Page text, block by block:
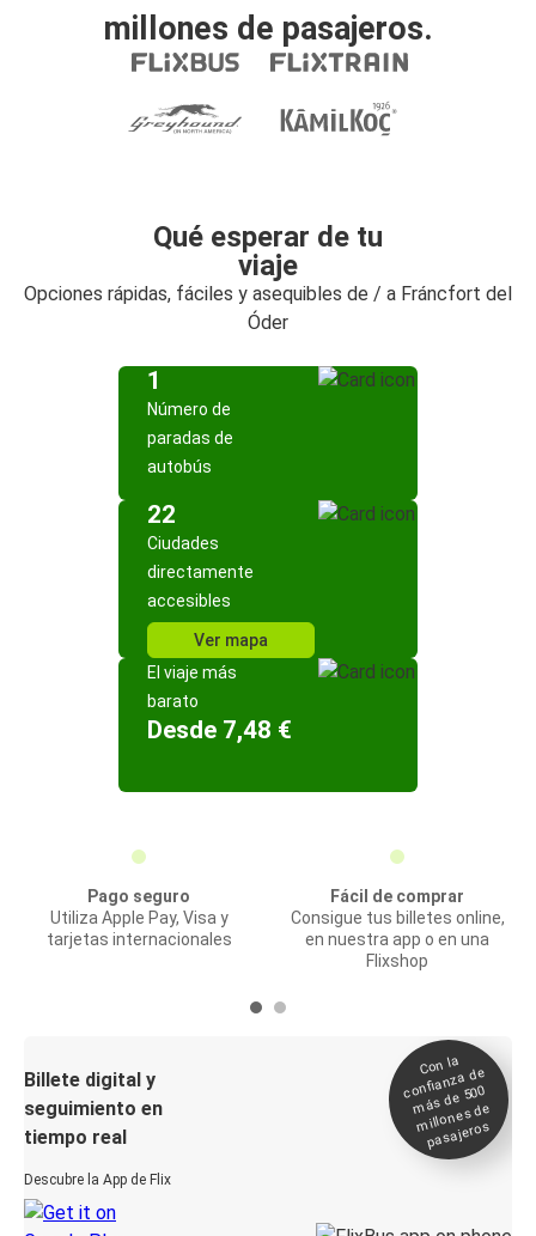
millones de pasajeros.
Qué esperar de tu
viaje
Opciones rápidas, fáciles y asequibles de / a Fráncfort del
Óder
1
Número de
paradas de
autobús
22
Ciudades
directamente
accesibles
Ver mapa
El viaje más
barato
Desde 7,48 €
Pago seguro
Utiliza Apple Pay, Visa y
tarjetas internacionales
Fácil de comprar
Consigue tus billetes online,
en nuestra app o en una
Flixshop
Billete digital y
seguimiento en
tiempo real
Descubre la App de Flix
Con la
confianza de
más de 500
millones de
pasajeros